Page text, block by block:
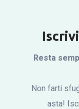
Resta
Non farti
asta!